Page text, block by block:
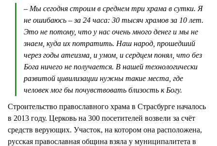
– Мы сегодня строим в среднем три храма в сутки. Я
не ошибаюсь – за 24 часа: 30 тысяч храмов за 10 лет.
Это не потому, что у нас очень много денег и мы не
знаем, куда их потратить. Наш народ, прошедший
через годы атеизма, и умом, и сердцем понял, что без
Бога ничего не получается. В нашей технологически
развитой цивилизации нужны такие места, где
человек мог бы почувствовать близость к Богу.
Строительство православного храма в Страсбурге началось
в 2013 году. Церковь на 300 посетителей возвели за счёт
средств верующих. Участок, на котором она расположена,
русская православная община взяла у муниципалитета в